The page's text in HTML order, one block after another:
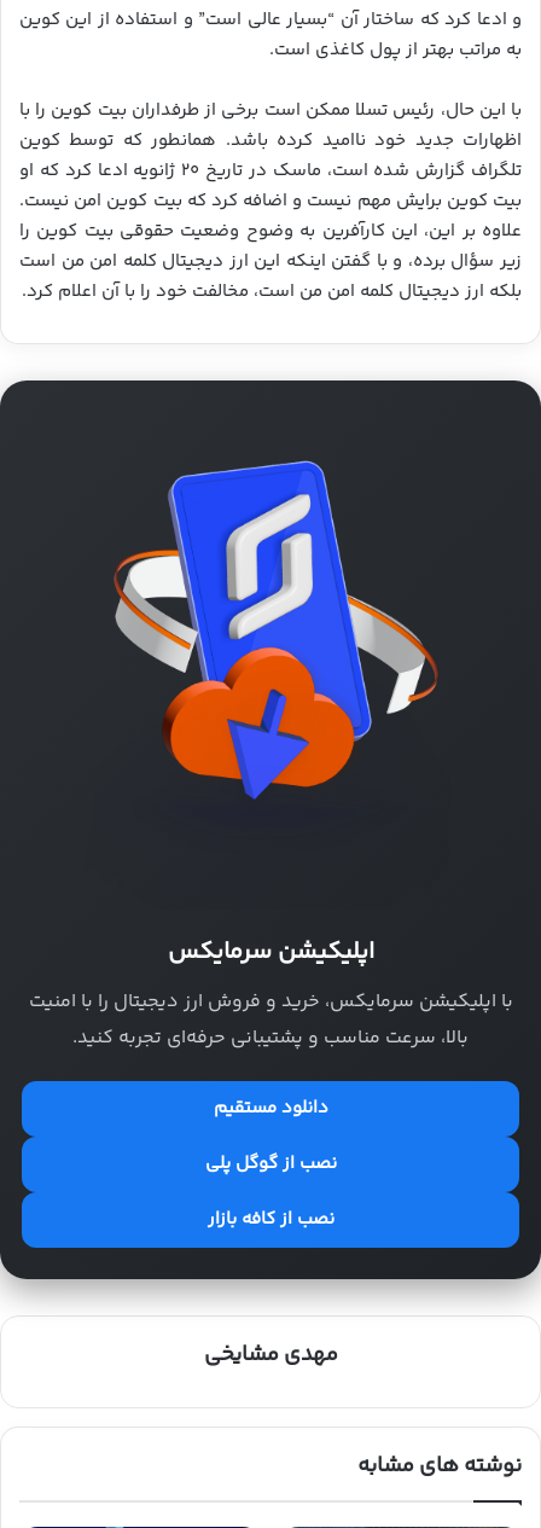
و ادعا کرد که ساختار آن “بسیار عالی است” و استفاده از این کوین
به مراتب بهتر از پول کاغذی است.
با این حال، رئیس تسلا ممکن است برخی از طرفداران بیت کوین را با
اظهارات جدید خود ناامید کرده باشد. همانطور که توسط کوین
تلگراف گزارش شده است، ماسک در تاریخ ۲۰ ژانویه ادعا کرد که او
بیت کوین برایش مهم نیست و اضافه کرد که بیت کوین امن نیست.
علاوه بر این، این کارآفرین به وضوح وضعیت حقوقی بیت کوین را
زیر سؤال برده، و با گفتن اینکه این ارز دیجیتال کلمه امن من است
بلکه ارز دیجیتال کلمه امن من است، مخالفت خود را با آن اعلام کرد.
اپلیکیشن سرمایکس
با اپلیکیشن سرمایکس، خرید و فروش ارز دیجیتال را با امنیت
بالا، سرعت مناسب و پشتیبانی حرفه‌ای تجربه کنید.
دانلود مستقیم
نصب از گوگل پلی
نصب از کافه بازار
مهدی مشایخی
نوشته های مشابه